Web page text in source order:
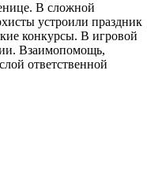
В сложной
устроили праздник
конкурсы. В игровой
Взаимопомощь,
ответственной